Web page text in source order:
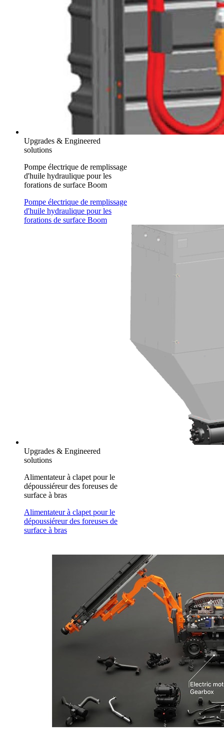
Upgrades & Engineered
solutions
Pompe électrique de remplissage
d'huile hydraulique pour les
forations de surface Boom
Pompe électrique de remplissage
d'huile hydraulique pour les
forations de surface Boom
Upgrades & Engineered
solutions
Alimentateur à clapet pour le
dépoussiéreur des foreuses de
surface à bras
Alimentateur à clapet pour le
dépoussiéreur des foreuses de
surface à bras